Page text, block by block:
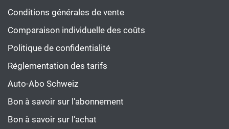
Conditions générales de vente
Comparaison individuelle des coûts
Politique de confidentialité
Réglementation des tarifs
Auto-Abo Schweiz
Bon à savoir sur l'abonnement
Bon à savoir sur l'achat